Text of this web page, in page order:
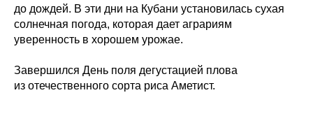
до дождей. В эти дни на Кубани установилась сухая
солнечная погода, которая дает аграриям
уверенность в хорошем урожае.
Завершился День поля дегустацией плова
из отечественного сорта риса Аметист.